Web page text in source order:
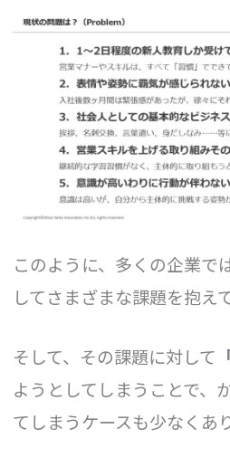
このように、多くの企業で
してさまざまな課題を抱え
そして、その課題に対して
ようとしてしまうことで、
てしまうケースも少なくあ